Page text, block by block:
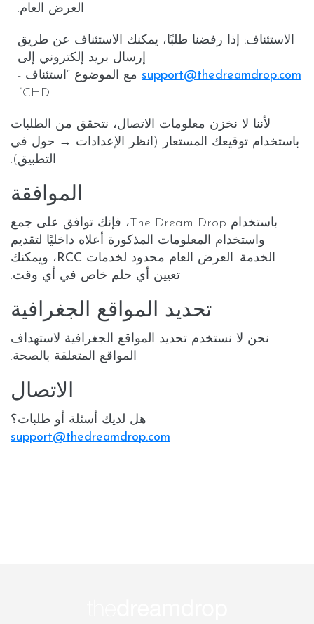
العرض العام.
الاستئناف: إذا رفضنا طلبًا، يمكنك الاستئناف عن طريق
إرسال بريد إلكتروني إلى
support@thedreamdrop.com مع الموضوع “استئناف -
CHD”.
لأننا لا نخزن معلومات الاتصال، نتحقق من الطلبات
باستخدام توقيعك المستعار (انظر الإعدادات → حول في
التطبيق).
الموافقة
باستخدام The Dream Drop، فإنك توافق على
جمع
واستخدام المعلومات المذكورة أعلاه داخليًا لتقديم
الخدمة. العرض العام محدود لخدمات RCC، ويمكنك
تعيين أي حلم خاص في أي وقت.
تحديد المواقع الجغرافية
نحن لا نستخدم تحديد المواقع الجغرافية لاستهداف
المواقع المتعلقة بالصحة.
الاتصال
هل لديك أسئلة أو طلبات؟
support@thedreamdrop.com